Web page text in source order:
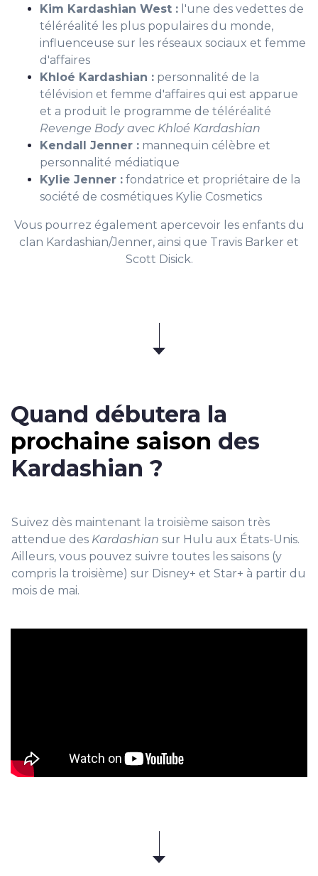
Kim Kardashian West : l'une des vedettes de
téléréalité les plus populaires du monde,
influenceuse sur les réseaux sociaux et femme
d'affaires
Khloé Kardashian : personnalité de la
télévision et femme d'affaires qui est apparue
et a produit le programme de téléréalité
Revenge Body avec Khloé Kardashian
Kendall Jenner : mannequin célèbre et
personnalité médiatique
Kylie Jenner : fondatrice et propriétaire de la
société de cosmétiques Kylie Cosmetics
Vous pourrez également apercevoir les enfants du
clan Kardashian/Jenner, ainsi que Travis Barker et
Scott Disick.
Quand débutera la
prochaine saison des
Kardashian ?
Suivez dès maintenant la troisième saison très
attendue des Kardashian sur Hulu aux États-Unis.
Ailleurs, vous pouvez suivre toutes les saisons (y
compris la troisième) sur Disney+ et Star+ à partir du
mois de mai.